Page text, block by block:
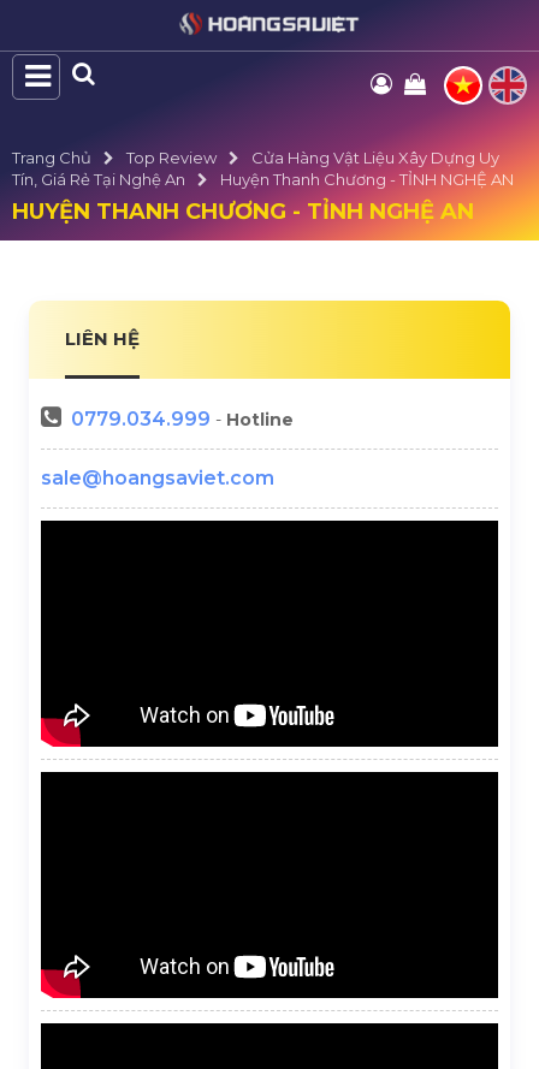
Trang Chủ Top Review
Cửa Hàng Vật Liệu Xây Dựng Uy
Tín, Giá Rẻ Tại Nghệ An
Huyện Thanh Chương - TỈNH NGHỆ AN
HUYỆN THANH CHƯƠNG - TỈNH NGHỆ AN
LIÊN HỆ
0779.034.999 - Hotline
sale@hoangsaviet.com